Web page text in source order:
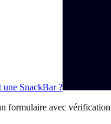
SnackBar ?
formulaire avec